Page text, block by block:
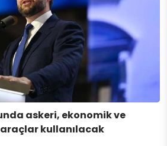
askeri, ekonomik ve
kullanılacak